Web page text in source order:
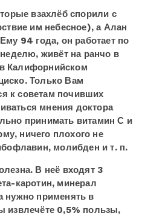
взахлёб спорили с
им небесное), а Алан
94 года, он работает по
живёт на ранчо в
Калифорнийском
Только Вам
к советам почивших
мнения доктора
принимать витамин С и
ничего плохого не
молибден и т. п.
В неё входят 3
каротин, минерал
нужно применять в
извлечёте 0,5% пользы,